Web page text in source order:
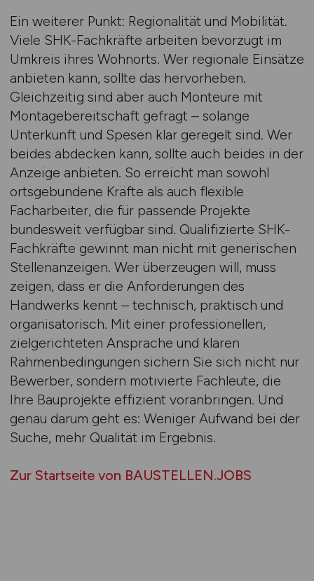
Ein weiterer Punkt: Regionalität und Mobilität.
Viele SHK-Fachkräfte arbeiten bevorzugt im
Umkreis ihres Wohnorts. Wer regionale Einsätze
anbieten kann, sollte das hervorheben.
Gleichzeitig sind aber auch Monteure mit
Montagebereitschaft gefragt – solange
Unterkunft und Spesen klar geregelt sind. Wer
beides abdecken kann, sollte auch beides in der
Anzeige anbieten. So erreicht man sowohl
ortsgebundene Kräfte als auch flexible
Facharbeiter, die für passende Projekte
bundesweit verfügbar sind. Qualifizierte SHK-
Fachkräfte gewinnt man nicht mit generischen
Stellenanzeigen. Wer überzeugen will, muss
zeigen, dass er die Anforderungen des
Handwerks kennt – technisch, praktisch und
organisatorisch. Mit einer professionellen,
zielgerichteten Ansprache und klaren
Rahmenbedingungen sichern Sie sich nicht nur
Bewerber, sondern motivierte Fachleute, die
Ihre Bauprojekte effizient voranbringen. Und
genau darum geht es: Weniger Aufwand bei der
Suche, mehr Qualität im Ergebnis.
Zur Startseite von BAUSTELLEN.JOBS